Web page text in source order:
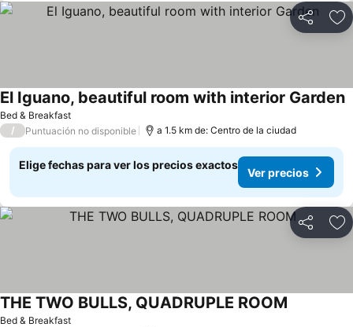
Compartir
Bed & Breakfast
El Iguano, beautiful room with interior Garden
/ Puntuación no disponible a 1.5 km de: Centro de la ciudad
Elige fechas para ver los precios exactos
Ver precios
Compartir
Bed & Breakfast
THE TWO BULLS, QUADRUPLE ROOM